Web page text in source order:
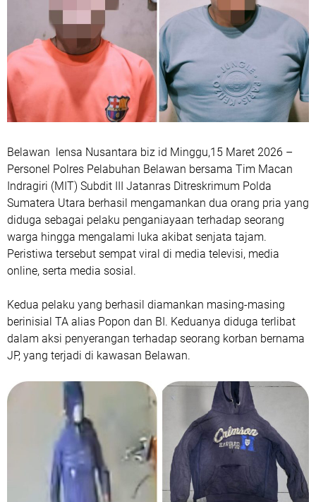
Belawan lensa Nusantara biz id Minggu,15 Maret 2026 –
Personel Polres Pelabuhan Belawan bersama Tim Macan
Indragiri (MIT) Subdit III Jatanras Ditreskrimum Polda
Sumatera Utara berhasil mengamankan dua orang pria yang
diduga sebagai pelaku penganiayaan terhadap seorang
warga hingga mengalami luka akibat senjata tajam.
Peristiwa tersebut sempat viral di media televisi, media
online, serta media sosial.
Kedua pelaku yang berhasil diamankan masing-masing
berinisial TA alias Popon dan BI. Keduanya diduga terlibat
dalam aksi penyerangan terhadap seorang korban bernama
JP, yang terjadi di kawasan Belawan.